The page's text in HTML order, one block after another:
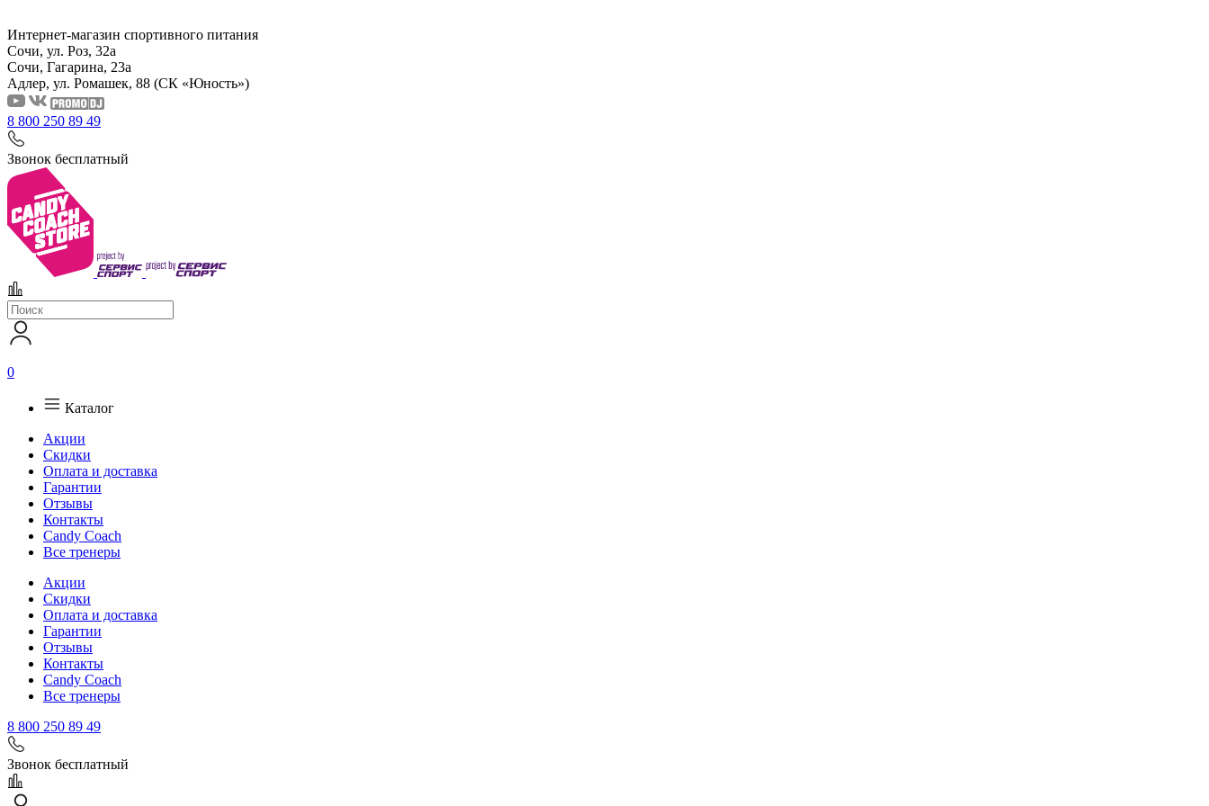
Интернет-магазин спортивного питания
Сочи, ул. Роз, 32а
Сочи, Гагарина, 23а
Адлер, ул. Ромашек, 88 (СК «Юность»)
8 800 250 89 49
Звонок бесплатный
0
Каталог
Акции
Скидки
Оплата и доставка
Гарантии
Отзывы
Контакты
Candy Coach
Все тренеры
Акции
Скидки
Оплата и доставка
Гарантии
Отзывы
Контакты
Candy Coach
Все тренеры
8 800 250 89 49
Звонок бесплатный